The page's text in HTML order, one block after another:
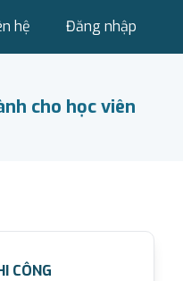
hệ Đăng nhập
cho học viên
CÔNG